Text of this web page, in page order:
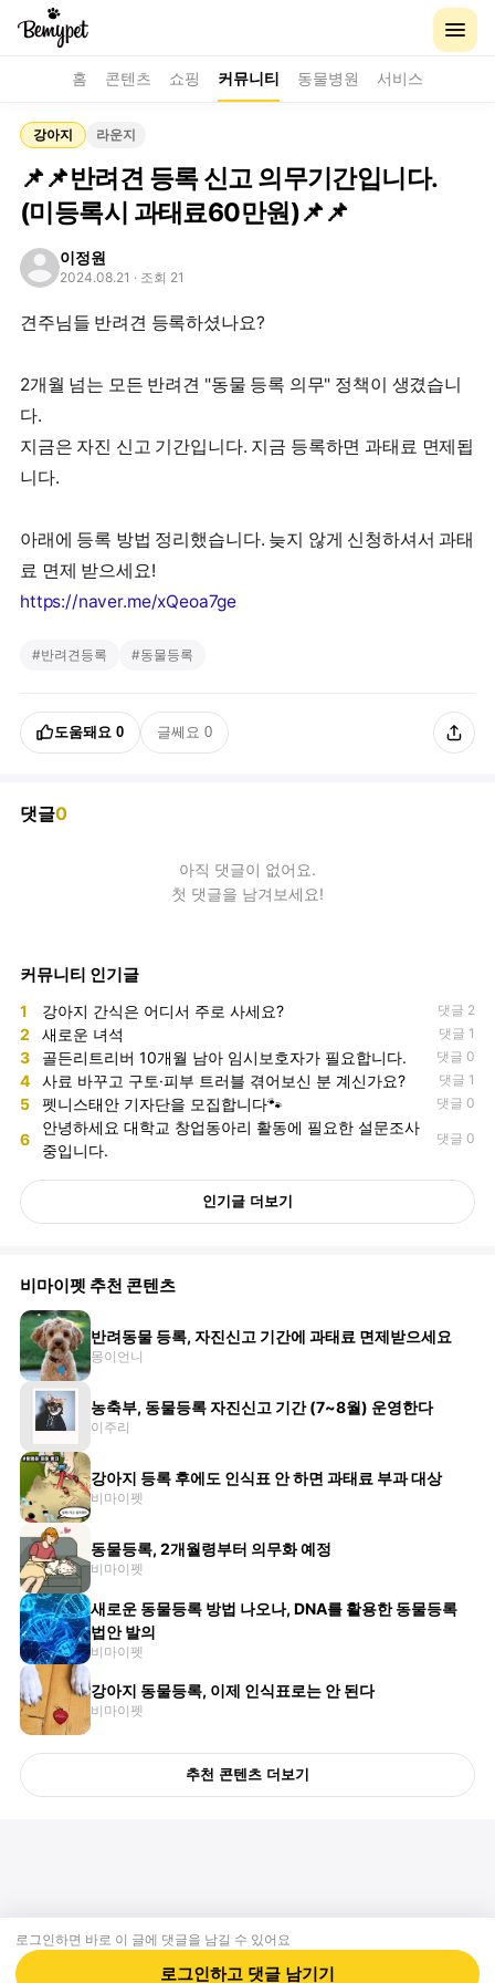
홈 콘텐츠 쇼핑 커뮤니티 동물병원 서비스
강아지 라운지
📌📌반려견 등록 신고 의무기간입니다.
(미등록시 과태료60만원)📌📌
이정원
2024.08.21 · 조회 21
견주님들 반려견 등록하셨나요?
2개월 넘는 모든 반려견 "동물 등록 의무" 정책이 생겼습니
다.
지금은 자진 신고 기간입니다. 지금 등록하면 과태료 면제됩
니다.
아래에 등록 방법 정리했습니다. 늦지 않게 신청하셔서 과태
https://naver.me/xQeoa7ge
#반려견등록 #동물등록
도움돼요 0 글쎄요 0
댓글0
아직 댓글이 없어요.
첫 댓글을 남겨보세요!
커뮤니티 인기글
1 강아지 간식은 어디서 주로 사세요? 댓글 2
2 새로운 녀석 댓글 1
3 골든리트리버 10개월 남아 임시보호자가 필요합니다. 댓글 0
4 사료 바꾸고 구토·피부 트러블 겪어보신 분 계신가요? 댓글 1
5 펫니스태안 기자단을 모집합니다🐾 댓글 0
6
안녕하세요 대학교 창업동아리 활동에 필요한 설문조사
중입니다.
댓글 0
인기글 더보기
비마이펫 추천 콘텐츠
반려동물 등록, 자진신고 기간에 과태료 면제받으세요
몽이언니
농축부, 동물등록 자진신고 기간 (7~8월) 운영한다
이주리
강아지 등록 후에도 인식표 안 하면 과태료 부과 대상
비마이펫
동물등록, 2개월령부터 의무화 예정
비마이펫
새로운 동물등록 방법 나오나, DNA를 활용한 동물등록
법안 발의
비마이펫
강아지 동물등록, 이제 인식표로는 안 된다
비마이펫
추천 콘텐츠 더보기
로그인하면 바로 이 글에 댓글을 남길 수 있어요
로그인하고 댓글 남기기